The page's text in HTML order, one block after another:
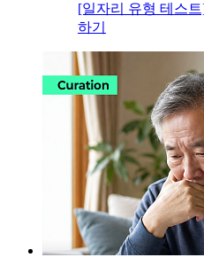
[일자리 유형 테스
하기